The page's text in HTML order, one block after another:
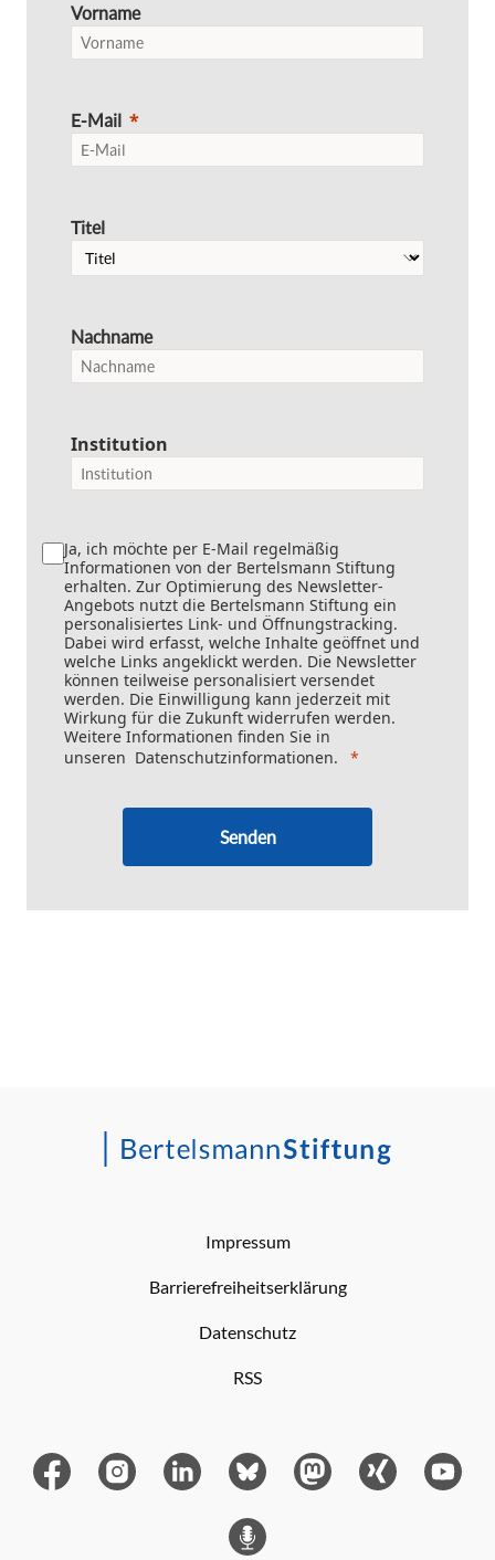
Vorname
E-Mail
Titel
Nachname
Institution
Ja, ich möchte per E-Mail regelmäßig
Informationen von der Bertelsmann Stiftung
erhalten. Zur Optimierung des Newsletter-
Angebots nutzt die Bertelsmann Stiftung ein
personalisiertes Link- und Öffnungstracking.
Dabei wird erfasst, welche Inhalte geöffnet und
welche Links angeklickt werden. Die Newsletter
können teilweise personalisiert versendet
werden. Die Einwilligung kann jederzeit mit
Wirkung für die Zukunft widerrufen werden.
Weitere Informationen finden Sie in
unseren Datenschutzinformationen.
Senden
Impressum
Barrierefreiheitserklärung
Datenschutz
RSS